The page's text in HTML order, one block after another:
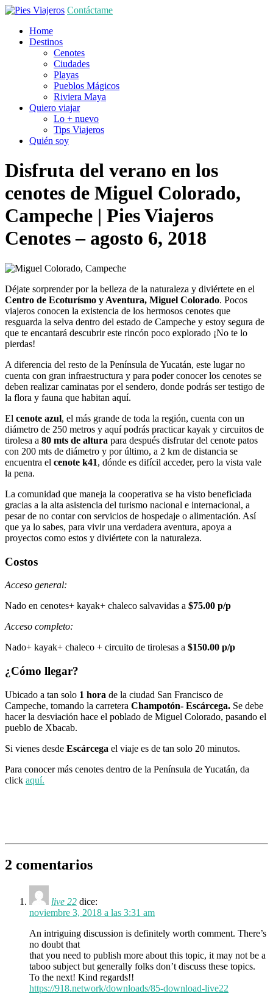
Contáctame
Home
Destinos
Cenotes
Ciudades
Playas
Pueblos Mágicos
Riviera Maya
Quiero viajar
Lo + nuevo
Tips Viajeros
Quién soy
Disfruta del verano en los
cenotes de Miguel Colorado,
Campeche | Pies Viajeros
Cenotes– agosto 6, 2018
Déjate sorprender por la belleza de la naturaleza y diviértete en el
Centro de Ecoturísmo y Aventura, Miguel Colorado. Pocos
viajeros conocen la existencia de los hermosos cenotes que
resguarda la selva dentro del estado de Campeche y estoy segura de
que te encantará descubrir este rincón poco explorado ¡No te lo
pierdas!
A diferencia del resto de la Península de Yucatán, este lugar no
cuenta con gran infraestructura y para poder conocer los cenotes se
deben realizar caminatas por el sendero, donde podrás ser testigo de
la flora y fauna que habitan aquí.
El cenote azul, el más grande de toda la región, cuenta con un
diámetro de 250 metros y aquí podrás practicar kayak y circuitos de
tirolesa a 80 mts de altura para después disfrutar del cenote patos
con 200 mts de diámetro y por último, a 2 km de distancia se
encuentra el cenote k41, dónde es difícil acceder, pero la vista vale
la pena.
La comunidad que maneja la cooperativa se ha visto beneficiada
gracias a la alta asistencia del turismo nacional e internacional, a
pesar de no contar con servicios de hospedaje o alimentación. Así
que ya lo sabes, para vivir una verdadera aventura, apoya a
proyectos como estos y diviértete con la naturaleza.
Costos
Acceso general:
Nado en cenotes+ kayak+ chaleco salvavidas a $75.00 p/p
Acceso completo:
Nado+ kayak+ chaleco + circuito de tirolesas a $150.00 p/p
¿Cómo llegar?
Ubicado a tan solo 1 hora de la ciudad San Francisco de
Campeche, tomando la carretera Champotón- Escárcega. Se debe
hacer la desviación hace el poblado de Miguel Colorado, pasando el
pueblo de Xbacab.
Si vienes desde Escárcega el viaje es de tan solo 20 minutos.
Para conocer más cenotes dentro de la Península de Yucatán, da
click aquí.
2 comentarios
live 22 dice:
noviembre 3, 2018 a las 3:31 am
An intriguing discussion is definitely worth comment. There’s
no doubt that
that you need to publish more about this topic, it may not be a
taboo subject but generally folks don’t discuss these topics.
To the next! Kind regards!!
https://918.network/downloads/85-download-live22